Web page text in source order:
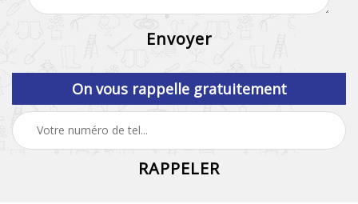
On vous rappelle gratuitement